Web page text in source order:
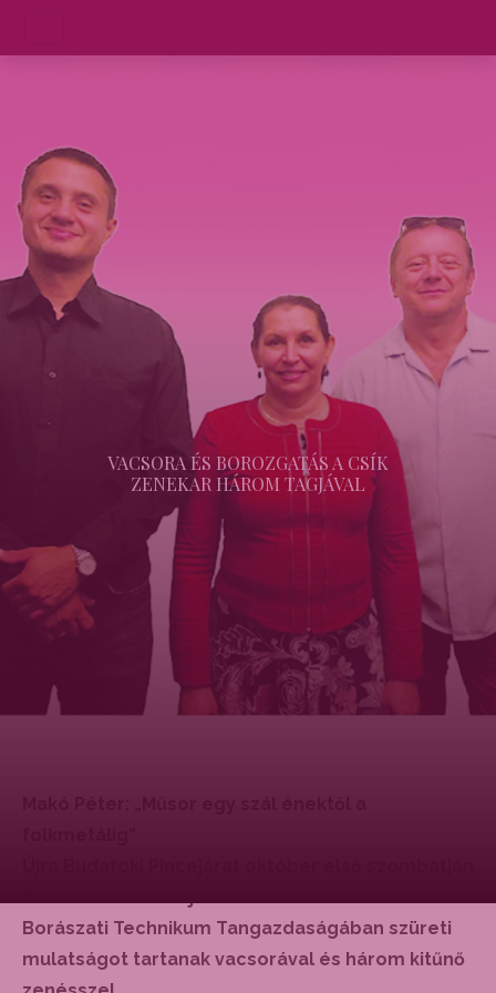
VACSORA ÉS BOROZGATÁS A CSÍK
ZENEKAR HÁROM TAGJÁVAL
Borászati Technikum Tangazdaságában szüreti
mulatságot tartanak vacsorával és három kitűnő